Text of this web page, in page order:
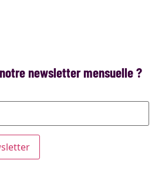
newsletter mensuelle ?